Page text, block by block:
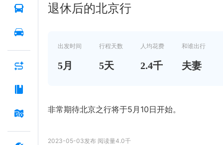
退休后的北京行
出发时间
5月
行程天数
5天
人均花费
2.4千
和谁出行
夫妻
非常期待北京之行将于5月10日开始。
2023-05-03发布 阅读量4.0千